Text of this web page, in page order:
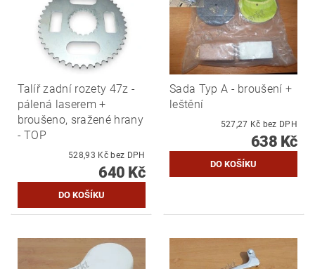
Talíř zadní rozety 47z -
pálená laserem +
broušeno, sražené hrany
- TOP
528,93 Kč bez DPH
640 Kč
Sada Typ A - broušení +
leštění
527,27 Kč bez DPH
638 Kč